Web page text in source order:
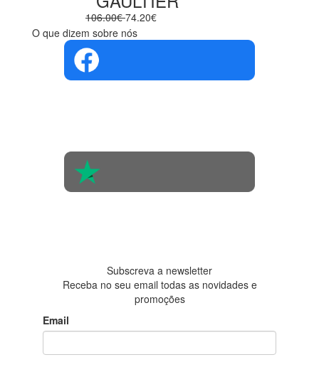
106.00€74.20€
O que dizem sobre nós
Subscreva a newsletter
Receba no seu email todas as novidades e
promoções
Email